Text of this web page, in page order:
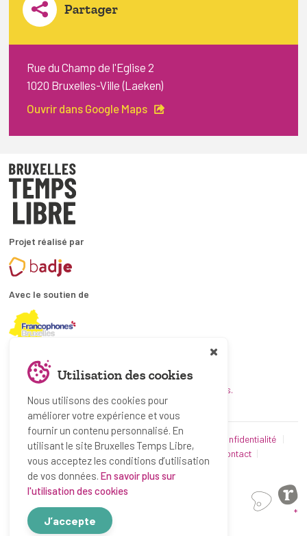
Partager
Rue du Champ de l'Eglise 2
1020 Bruxelles-Ville (Laeken)
Ouvrir dans Google Maps
Projet réalisé par
Avec le soutien de
En collaboration avec
et les coordinations ATL bruxelloises.
© Bruxelles Temps Libre 2019-2026
Politique de confidentialité
Conditions d’utilisation
Utilisation des cookies
Contact
Partenaires
*
Utilisation des cookies
Nous utilisons des cookies pour
améliorer votre expérience et vous
fournir un contenu personnalisé. En
utilisant le site Bruxelles Temps Libre,
vous acceptez les conditions d’utilisation
de vos données. En savoir plus sur
l'utilisation des cookies
J’accepte